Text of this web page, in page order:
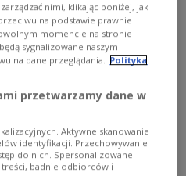
nimi, klikając poniżej, jak
na podstawie prawnie
momencie na stronie
sygnalizowane naszym
na dane przeglądania.
Polityka
przetwarzamy dane w
Aktywne skanowanie
identyfikacji. Przechowywanie
do nich. Spersonalizowane
badnie odbiorców i